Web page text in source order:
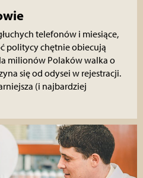
telefonów i miesiące,
politycy chętnie obiecują
milionów Polaków walka o
się od odysei w rejestracji.
(i najbardziej